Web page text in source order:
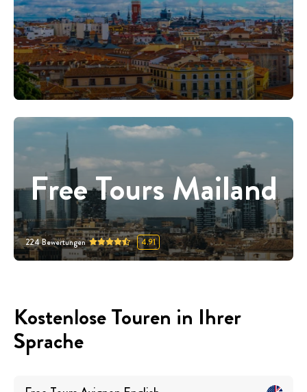
Free Tours Mailand
224Bewertungen 4.91
Kostenlose Touren in Ihrer
Sprache